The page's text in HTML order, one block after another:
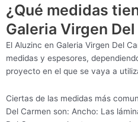
¿Qué medidas
Galeria Virgen
El Aluzinc en Galeria Virgen Del
medidas y espesores,
proyecto en el que se vaya a
Ciertas de las medidas más
Del Carmen son: Ancho: Las